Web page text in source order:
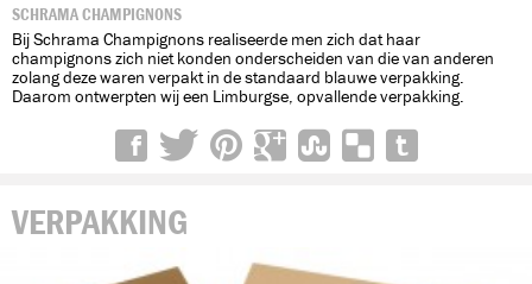
SCHRAMA CHAMPIGNONS
Bij Schrama Champignons realiseerde men zich dat haar
champignons zich niet konden onderscheiden van die van anderen
zolang deze waren verpakt in de standaard blauwe verpakking.
Daarom ontwerpten wij een Limburgse, opvallende verpakking.
VERPAKKING